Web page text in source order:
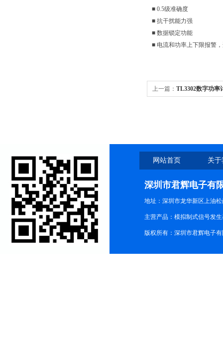
■ 0.5级准确度
■ 抗干扰能力强
■ 数据锁定功能
■ 电流和功率上下限报警
上一篇： TL3302数字功率
网站首页 关
深圳市君辉电子有
地址：深圳市龙华新区上油松
主营产品：模拟制式信号发
版权所有：深圳市君辉电子